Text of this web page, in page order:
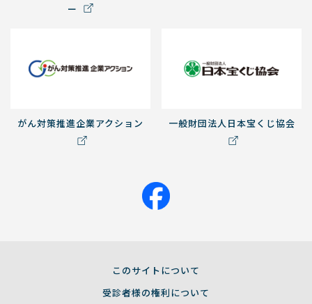
ー
がん対策推進企業アクション 一般財団法人日本宝くじ協会
このサイトについて
受診者様の権利について